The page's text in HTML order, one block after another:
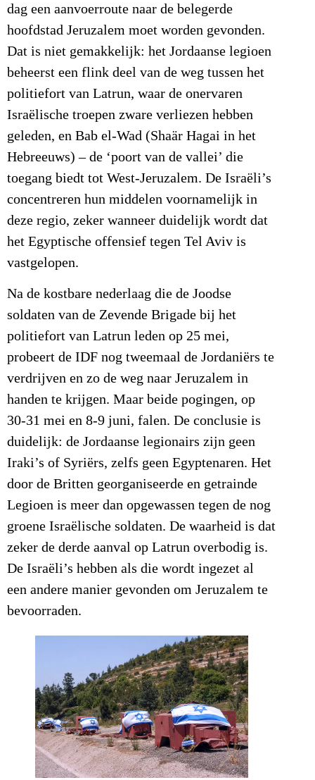
dag een aanvoerroute naar de belegerde
hoofdstad Jeruzalem moet worden gevonden.
Dat is niet gemakkelijk: het Jordaanse legioen
beheerst een flink deel van de weg tussen het
politiefort van Latrun, waar de onervaren
Israëlische troepen zware verliezen hebben
geleden, en Bab el-Wad (Shaär Hagai in het
Hebreeuws) – de ‘poort van de vallei’ die
toegang biedt tot West-Jeruzalem. De Israëli’s
concentreren hun middelen voornamelijk in
deze regio, zeker wanneer duidelijk wordt dat
het Egyptische offensief tegen Tel Aviv is
vastgelopen.
Na de kostbare nederlaag die de Joodse
soldaten van de Zevende Brigade bij het
politiefort van Latrun leden op 25 mei,
probeert de IDF nog tweemaal de Jordaniërs te
verdrijven en zo de weg naar Jeruzalem in
handen te krijgen. Maar beide pogingen, op
30-31 mei en 8-9 juni, falen. De conclusie is
duidelijk: de Jordaanse legionairs zijn geen
Iraki’s of Syriërs, zelfs geen Egyptenaren. Het
door de Britten georganiseerde en getrainde
Legioen is meer dan opgewassen tegen de nog
groene Israëlische soldaten. De waarheid is dat
zeker de derde aanval op Latrun overbodig is.
De Israëli’s hebben als die wordt ingezet al
een andere manier gevonden om Jeruzalem te
bevoorraden.